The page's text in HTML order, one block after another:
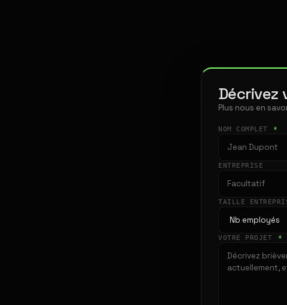
Décrivez
Plus nous en
NOM COMPLET *
ENTREPRISE
TAILLE
VOTRE PROJET *